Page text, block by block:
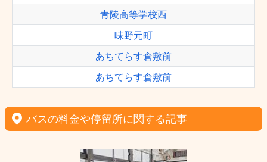
青陵高等学校西
味野元町
あちてらす倉敷前
あちてらす倉敷前
バスの料金や停留所に関する記事